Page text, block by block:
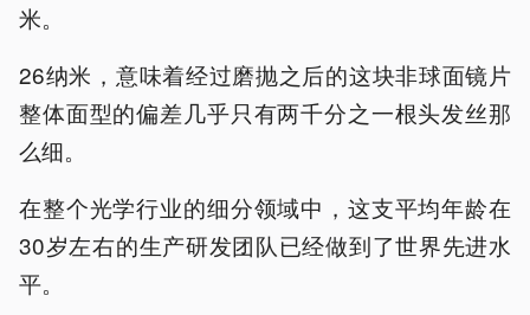
米。
26纳米，意味着经过磨抛之后的这块非球面镜片
整体面型的偏差几乎只有两千分之一根头发丝那
么细。
在整个光学行业的细分领域中，这支平均年龄在
30岁左右的生产研发团队已经做到了世界先进水
平。